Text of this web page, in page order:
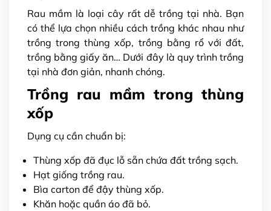
Rau mầm là loại cây rất dễ trồng tại nhà. Bạn
có thể lựa chọn nhiều cách trồng khác nhau như
trồng trong thùng xốp, trồng bằng rổ với đất,
trồng bằng giấy ăn… Dưới đây là quy trình trồng
tại nhà đơn giản, nhanh chóng.
Trồng rau mầm trong thùng
xốp
Dụng cụ cần chuẩn bị:
Thùng xốp đã đục lỗ sẵn chứa đất trồng sạch.
Hạt giống trồng rau.
Bìa carton để đậy thùng xốp.
Khăn hoặc quần áo đã bỏ.